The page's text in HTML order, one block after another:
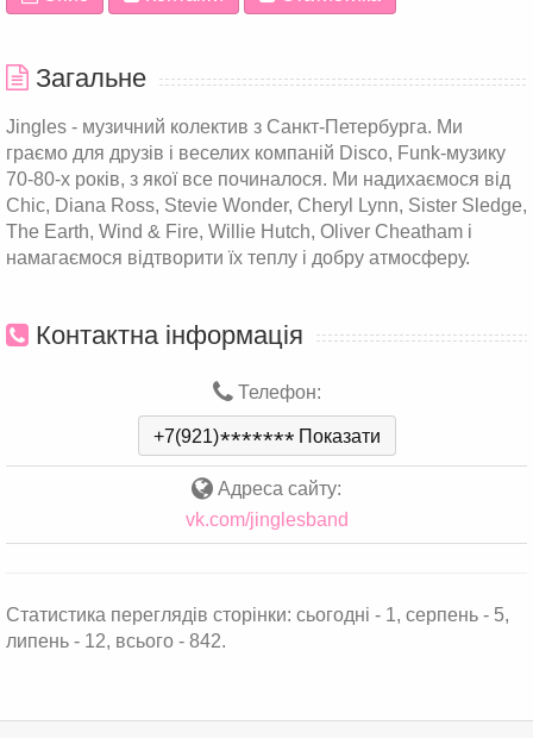
Загальне
Jingles - музичний колектив з Санкт-Петербурга. Ми
граємо для друзів і веселих компаній Disco, Funk-музику
70-80-х років, з якої все починалося. Ми надихаємося від
Chic, Diana Ross, Stevie Wonder, Cheryl Lynn, Sister Sledge,
The Earth, Wind & Fire, Willie Hutch, Oliver Cheatham і
намагаємося відтворити їх теплу і добру атмосферу.
Контактна інформація
Телефон:
+7(921)******* Показати
Адреса сайту:
vk.com/jinglesband
Статистика переглядів сторінки: сьогодні - 1, серпень - 5,
липень - 12, всього - 842.